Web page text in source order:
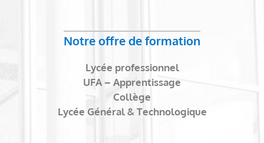
Notre offre de formation
Lycée professionnel
UFA – Apprentissage
Collège
Lycée Général & Technologique